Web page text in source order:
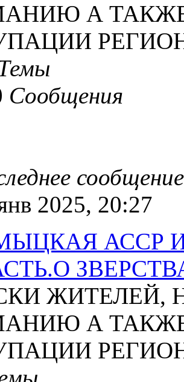
А
Сообщения
сообщение
2025, 20:27
АССР
ЖИТЕЛЕЙ,
А